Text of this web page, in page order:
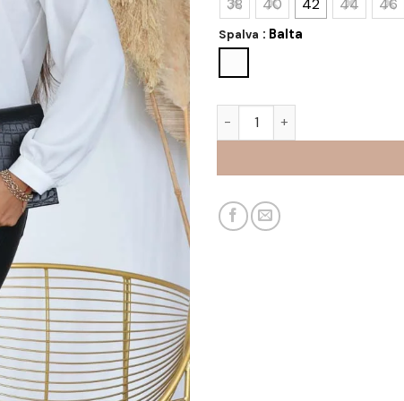
38 40 42 44 46
Spalva : Balta
produkto kiekis: Palaidinė